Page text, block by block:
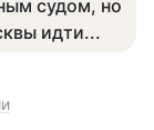
судом, но
идти...